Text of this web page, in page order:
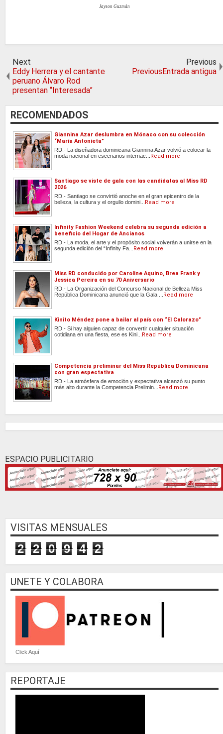
Jayson Guzmàn
Next
Eddy Herrera y el cantante
peruano Álvaro Rod
presentan “Interesada”
Previous
PreviousEntrada antigua
RECOMENDADOS
Giannina Azar deslumbra en Mónaco con su colección
“María Antonieta”
RD.- La diseñadora dominicana Giannina Azar volvió a colocar la
moda nacional en escenarios internac... Read more
Santiago se viste de gala con las candidatas al Miss RD
2026
RD.- Santiago se convirtió anoche en el gran epicentro de la
belleza, la cultura y el orgullo domini... Read more
Infinity Fashion Weekend celebra su segunda edición a
beneficio del Hogar de Ancianos
RD.- La moda, el arte y el propósito social volverán a unirse en la
segunda edición del “Infinity Fa... Read more
Miss RD conducido por Caroline Aquino, Brea Frank y
Jessica Pereira en su 70 Aniversario
RD.- La Organización del Concurso Nacional de Belleza Miss
República Dominicana anunció que la Gala ... Read more
Kinito Méndez pone a bailar al país con “El Calorazo”
RD.- Si hay alguien capaz de convertir cualquier situación
cotidiana en una fiesta, ese es Kini... Read more
Competencia preliminar del Miss República Dominicana
con gran espectativa
RD.- La atmósfera de emoción y expectativa alcanzó su punto
más alto durante la Competencia Prelimin... Read more
ESPACIO PUBLICITARIO
VISITAS MENSUALES
2 2 0 9 4 2
UNETE Y COLABORA
Click Aquí
REPORTAJE